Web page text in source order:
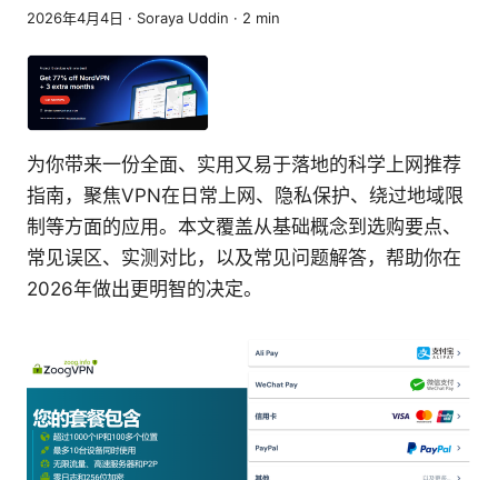
2026年4月4日 · Soraya Uddin · 2 min
为你带来一份全面、实用又易于落地的科学上网推荐
指南，聚焦VPN在日常上网、隐私保护、绕过地域限
制等方面的应用。本文覆盖从基础概念到选购要点、
常见误区、实测对比，以及常见问题解答，帮助你在
2026年做出更明智的决定。